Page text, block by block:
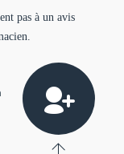
pas à un avis